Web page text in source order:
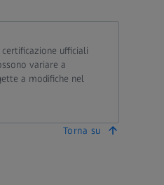
ufficiali
variare a
a modifiche nel
Torna su